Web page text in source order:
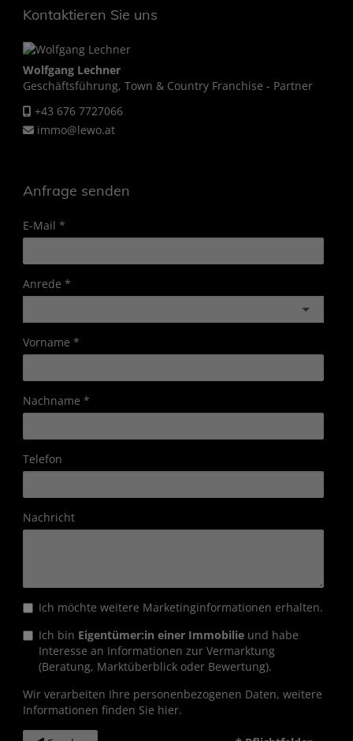
Kontaktieren Sie uns
Wolfgang Lechner
Geschäftsführung, Town & Country Franchise - Partner
+43 676 7727066
immo@lewo.at
Anfrage senden
E-Mail
Anrede
Vorname
Nachname
Telefon
Nachricht
Ich möchte weitere Marketinginformationen erhalten.
Ich bin Eigentümer:in einer Immobilie und habe
Interesse an Informationen zur Vermarktung
(Beratung, Marktüberblick oder Bewertung).
Wir verarbeiten Ihre personenbezogenen Daten, weitere
Informationen finden Sie hier.